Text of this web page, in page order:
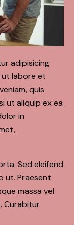
adipisicing
labore et
quis
ut aliquip ex ea
in
Sed eleifend
ut. Praesent
massa vel
Curabitur